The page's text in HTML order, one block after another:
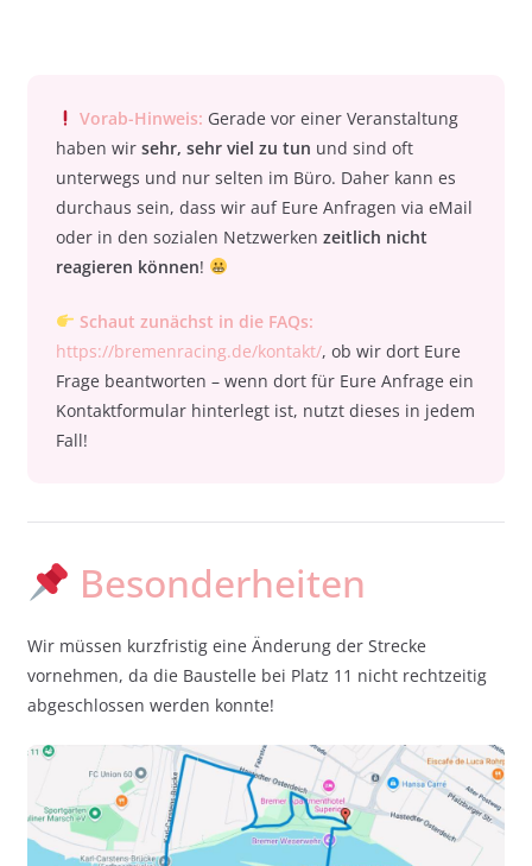
Vorab-Hinweis: Gerade vor einer Veranstaltung
haben wir sehr, sehr viel zu tun und sind oft
unterwegs und nur selten im Büro. Daher kann es
durchaus sein, dass wir auf Eure Anfragen via eMail
oder in den sozialen Netzwerken zeitlich nicht
reagieren können!
Schaut zunächst in die FAQs:
https://bremenracing.de/kontakt/, ob wir dort Eure
Frage beantworten – wenn dort für Eure Anfrage ein
Kontaktformular hinterlegt ist, nutzt dieses in jedem
Fall!
Besonderheiten
Wir müssen kurzfristig eine Änderung der Strecke
vornehmen, da die Baustelle bei Platz 11 nicht rechtzeitig
abgeschlossen werden konnte!